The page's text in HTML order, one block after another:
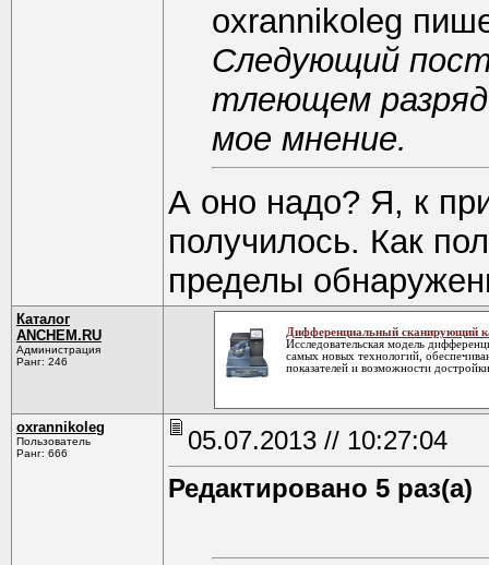
oxrannikoleg
Следующий
тлеющем
мое мнение.
А оно надо? Я, к
получилось. Как
пределы
Каталог
ANCHEM.RU
Администрация
Ранг: 246
Дифференциальный сканирующий
Исследовательская модель
самых новых технологий,
показателей и возможности
oxrannikoleg
Пользователь
Ранг: 666
05.07.2013 // 10:27:04
Редактировано 5 раз(а)